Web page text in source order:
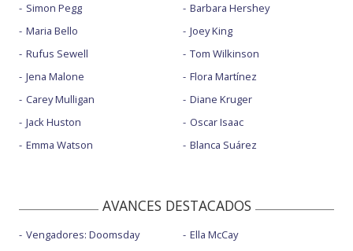
Simon Pegg
Maria Bello
Rufus Sewell
Jena Malone
Carey Mulligan
Jack Huston
Emma Watson
Barbara Hershey
Joey King
Tom Wilkinson
Flora Martínez
Diane Kruger
Oscar Isaac
Blanca Suárez
AVANCES DESTACADOS
Vengadores: Doomsday
Ella McCay